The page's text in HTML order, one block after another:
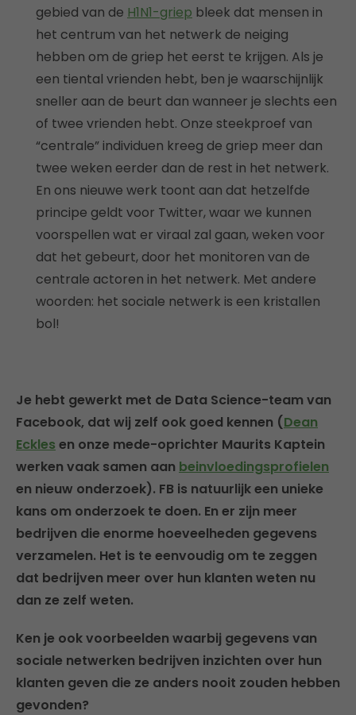
gebied van de H1N1-griep bleek dat mensen in
het centrum van het netwerk de neiging
hebben om de griep het eerst te krijgen. Als je
een tiental vrienden hebt, ben je waarschijnlijk
sneller aan de beurt dan wanneer je slechts een
of twee vrienden hebt. Onze steekproef van
“centrale” individuen kreeg de griep meer dan
twee weken eerder dan de rest in het netwerk.
En ons nieuwe werk toont aan dat hetzelfde
principe geldt voor Twitter, waar we kunnen
voorspellen wat er viraal zal gaan, weken voor
dat het gebeurt, door het monitoren van de
centrale actoren in het netwerk. Met andere
woorden: het sociale netwerk is een kristallen
bol!
Je hebt gewerkt met de Data Science-team van
Facebook, dat wij zelf ook goed kennen (Dean
Eckles en onze mede-oprichter Maurits Kaptein
werken vaak samen aan beinvloedingsprofielen
en nieuw onderzoek). FB is natuurlijk een unieke
kans om onderzoek te doen. En er zijn meer
bedrijven die enorme hoeveelheden gegevens
verzamelen. Het is te eenvoudig om te zeggen
dat bedrijven meer over hun klanten weten nu
dan ze zelf weten.
Ken je ook voorbeelden waarbij gegevens van
sociale netwerken bedrijven inzichten over hun
klanten geven die ze anders nooit zouden hebben
gevonden?